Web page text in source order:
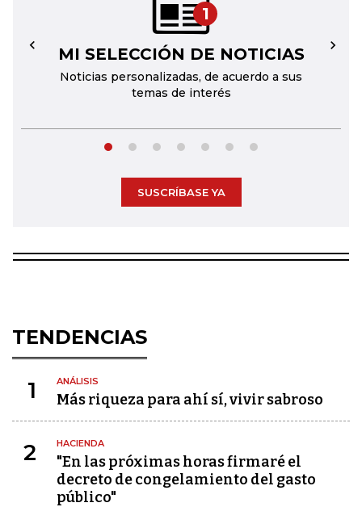
1
MI SELECCIÓN DE NOTICIAS
Noticias personalizadas, de acuerdo a sus
temas de interés
← →
SUSCRÍBASE YA
TENDENCIAS
1 ANÁLISIS
Más riqueza para ahí sí, vivir sabroso
2 HACIENDA
"En las próximas horas firmaré el
decreto de congelamiento del gasto
público"